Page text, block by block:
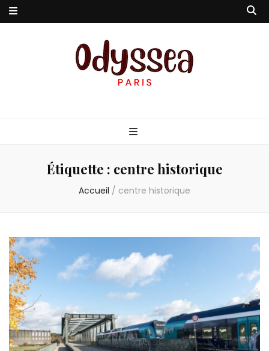
Étiquette : centre historique
Accueil / centre historique